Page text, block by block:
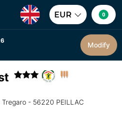
EUR 0
Modify
Tregaro - 56220 PEILLAC